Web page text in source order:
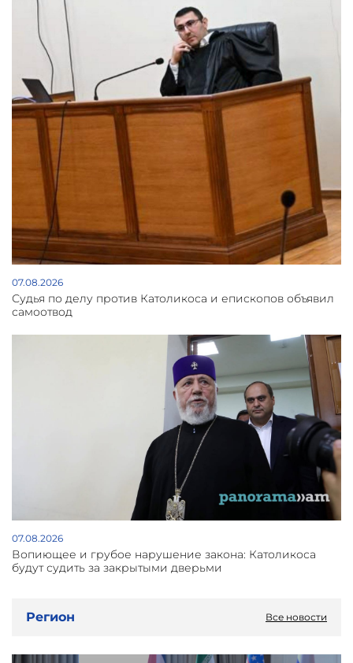
07.08.2026
Судья по делу против Католикоса и епископов объявил
самоотвод
07.08.2026
Вопиющее и грубое нарушение закона: Католикоса
будут судить за закрытыми дверьми
Регион Все новости